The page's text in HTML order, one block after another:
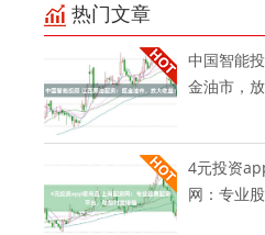
热门文章
中国智能
金油市，
4元投资
网：专业